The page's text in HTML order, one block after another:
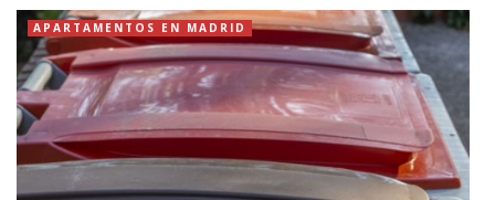
APARTAMENTOS EN MADRID